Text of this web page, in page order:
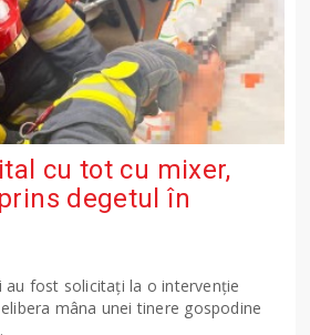
cu tot cu mixer,
degetul în
fost solicitați la o intervenție
mâna unei tinere gospodine